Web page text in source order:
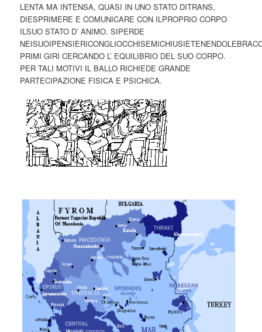
LENTA MA INTENSA, QUASI IN UNO STATO DITRANS,
DIESPRIMERE E COMUNICARE CON ILPROPRIO CORPO
ILSUO STATO D’ ANIMO. SIPERDE
PRIMI GIRI CERCANDO L’ EQUILIBRIO DEL SUO CORPO.
PER TALI MOTIVI IL BALLO RICHIEDE GRANDE
PARTECIPAZIONE FISICA E PSICHICA.